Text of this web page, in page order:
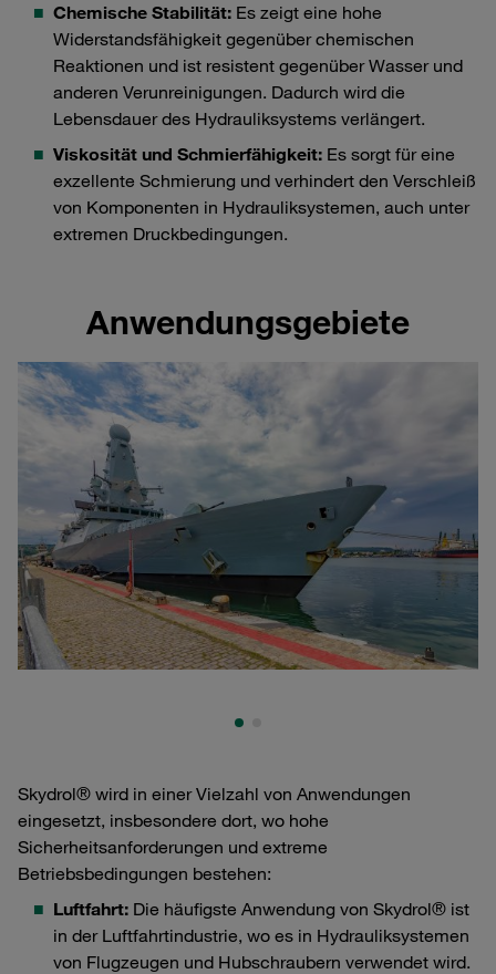
Chemische Stabilität: Es zeigt eine hohe
Widerstandsfähigkeit gegenüber chemischen
Reaktionen und ist resistent gegenüber Wasser und
anderen Verunreinigungen. Dadurch wird die
Lebensdauer des Hydrauliksystems verlängert.
Viskosität und Schmierfähigkeit: Es sorgt für eine
exzellente Schmierung und verhindert den Verschleiß
von Komponenten in Hydrauliksystemen, auch unter
extremen Druckbedingungen.
Anwendungsgebiete
Skydrol® wird in einer Vielzahl von Anwendungen
eingesetzt, insbesondere dort, wo hohe
Sicherheitsanforderungen und extreme
Betriebsbedingungen bestehen:
Luftfahrt: Die häufigste Anwendung von Skydrol® ist
in der Luftfahrtindustrie, wo es in Hydrauliksystemen
von Flugzeugen und Hubschraubern verwendet wird.